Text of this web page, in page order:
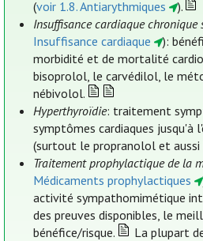
(voir 1.8. Antiarythmiques
).
Insuffisance cardiaque chronique
Insuffisance cardiaque
):
morbidité et de mortalité
bisoprolol, le carvédilol, le
nébivolol.
Hyperthyroïdie: traitement
symptômes cardiaques jusqu'à
(surtout le propranolol et
Traitement prophylactique de la
Médicaments prophylactiques
activité sympathomimétique
des preuves disponibles, le
bénéfice/risque.
La plupart